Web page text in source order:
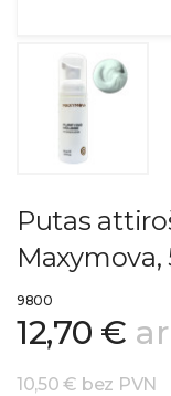
Putas
Maxymova,
9800
12,70 €
10,50 € bez PVN